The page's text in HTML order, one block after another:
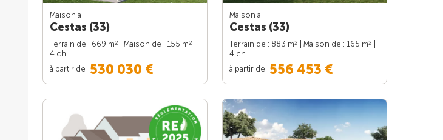
Maison à
Cestas (33)
Terrain de : 669 m2 | Maison de : 155 m2
4 ch.
à partir de 530 030 €
Maison à
Cestas (33)
Terrain de : 883 m2 | Maison de : 165 m2
4 ch.
à partir de 556 453 €